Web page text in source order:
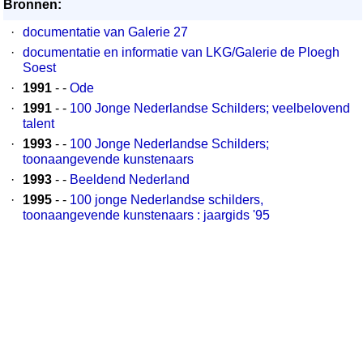
Bronnen:
·
documentatie van Galerie 27
·
documentatie en informatie van LKG/Galerie de Ploegh
Soest
·
1991 - - Ode
·
1991 - - 100 Jonge Nederlandse Schilders; veelbelovend
talent
·
1993 - - 100 Jonge Nederlandse Schilders;
toonaangevende kunstenaars
·
1993 - - Beeldend Nederland
·
1995 - - 100 jonge Nederlandse schilders,
toonaangevende kunstenaars : jaargids '95